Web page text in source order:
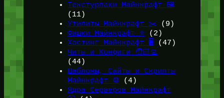
Текстурпаки Майнкрафт 🖼️
(11)
Утилиты Майнкрафт ✂️ (9)
Фишки Майнкрафт ⭐(2)
Хостинг Майнкрафт 🖥️ (47)
Читы и Конфиги 🧑🏻‍💻
(44)
Шаблоны, Сайты и Скрипты
Майнкрафт ⚙️ (4)
Ядра Серверов Майнкрафт